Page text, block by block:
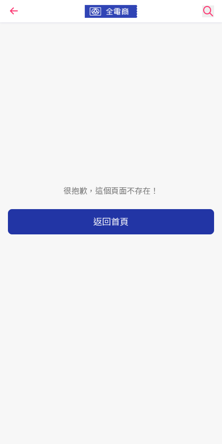
很抱歉，這個頁面不存在！
返回首頁